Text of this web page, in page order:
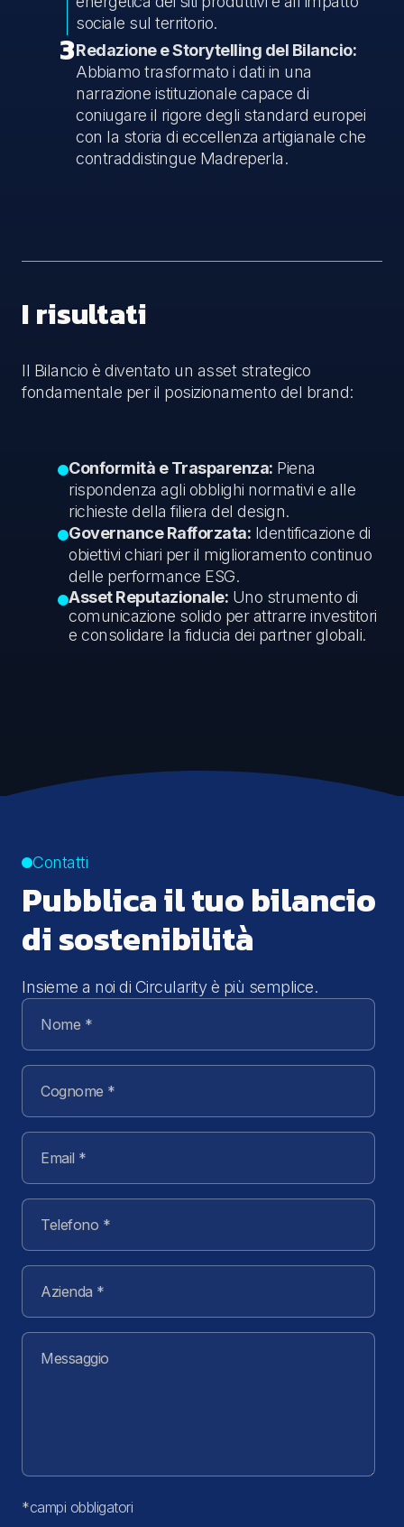
sociale sul territorio.
3Redazione e Storytelling del Bilancio:
Abbiamo trasformato i dati in una
narrazione istituzionale capace di
coniugare il rigore degli standard europei
con la storia di eccellenza artigianale che
contraddistingue Madreperla.
I risultati
Il Bilancio è diventato un asset strategico
fondamentale per il posizionamento del brand:
Conformità e Trasparenza: Piena
rispondenza agli obblighi normativi e alle
richieste della filiera del design.
Governance Rafforzata: Identificazione di
obiettivi chiari per il miglioramento continuo
delle performance ESG.
Asset Reputazionale: Uno strumento di
comunicazione solido per attrarre investitori
e consolidare la fiducia dei partner globali.
Contatti
Pubblica il tuo bilancio
di sostenibilità
Insieme a noi di Circularity è più semplice.
*campi obbligatori